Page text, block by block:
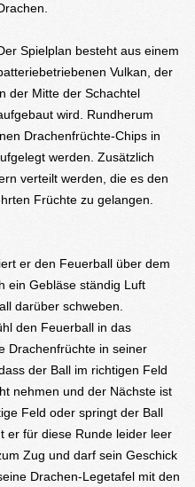
Spielplan besteht aus einem
Vulkan, der
der Mitte der Schachtel
wird. Rundherum
Drachenfrüchte-Chips in
werden. Zusätzlich
verteilt werden, die es den
Früchte zu gelangen.
er den Feuerball über dem
ein Gebläse ständig Luft
darüber schweben.
den Feuerball in das
Drachenfrüchte in seiner
der Ball im richtigen Feld
nehmen und der Nächste ist
Feld oder springt der Ball
er für diese Runde leider leer
Zug und darf sein Geschick
Drachen-Legetafel mit den